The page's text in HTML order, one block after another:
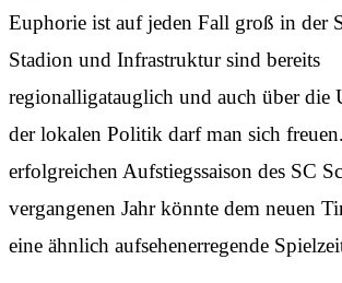
Euphorie ist auf jeden Fall groß in der
Stadion und Infrastruktur sind bereits
regionalligatauglich und auch über die
der lokalen Politik darf man sich
erfolgreichen Aufstiegssaison des SC
vergangenen Jahr könnte dem neuen
eine ähnlich aufsehenerregende